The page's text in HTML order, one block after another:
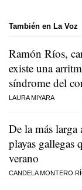
También en La Voz
Ramón Ríos,
existe una
síndrome del
LAURA MIYARA
De la más larga
playas gallegas
verano
CANDELA MONTERO